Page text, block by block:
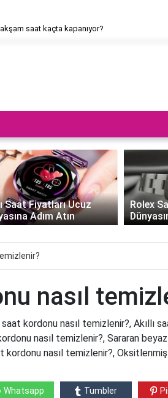
saat kaçta kapanıyor?
Saat Fiyatları Ucuz
Adım Atın
Rolex
nasıl
kordonu nasıl temizlenir?, Akıllı
nasıl temizlenir?, Sararan
kordonu nasıl temizlenir?,
Whatsapp Tumbler